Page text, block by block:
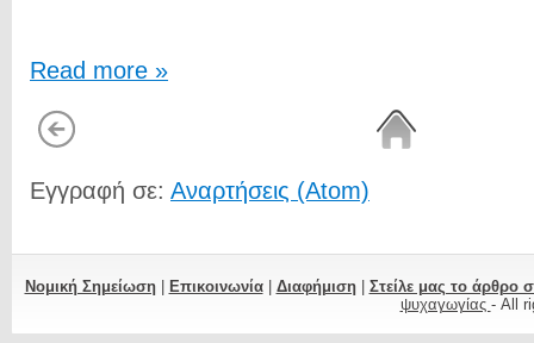
Read more »
Εγγραφή σε: Αναρτήσεις (Atom)
Νομική Σημείωση| Επικοινωνία| Διαφήμιση| Στείλε μας το άρθρο
ψυχαγωγίας - All